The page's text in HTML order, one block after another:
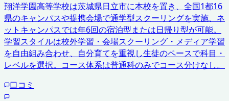
翔洋学園高等学校は茨城県日立市に本校を置き、全国1都16
県のキャンパスや提携会場で通学型スクーリングを実施、ネ
ットキャンパスでは年6回の宿泊型または日帰り型が可能。
学習スタイルは校外学習・会場スクーリング・メディア学習
を自由組み合わせ、自分育てを重視し生徒のペースで科目・
レベルを選択。コース体系は普通科のみでコース分けなし。
口コミ